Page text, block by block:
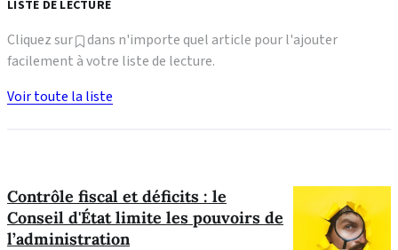
Contrôle fiscal et déficits : le
Conseil d'État limite les pouvoirs de
l’administration
LISTE DE LECTURE
Cliquez sur
dans n'importe quel article pour l'ajouter
facilement à votre liste de lecture.
Voir toute la liste